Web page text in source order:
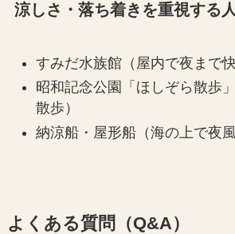
涼しさ・落ち着きを重視する
すみだ水族館（屋内で夜まで快
昭和記念公園「ほしぞら散歩
散歩）
納涼船・屋形船（海の上で夜風
よくある質問（Q&A）